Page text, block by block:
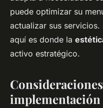
puede optimizar su
actualizar sus
aquí es donde la
activo estratégico.
implementación